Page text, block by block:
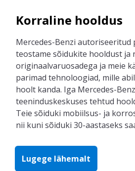
Korraline hooldus
Mercedes-Benzi autoriseeritud
teostame sõidukite hooldust ja
originaalvaruosadega ja meie
parimad tehnoloogiad, mille abil
hoolt kanda. Iga Mercedes-
teeninduskeskuses tehtud
Teie sõiduki mobiilsus- ja
nii kuni sõiduki 30-aastaseks
Lugege lähemalt